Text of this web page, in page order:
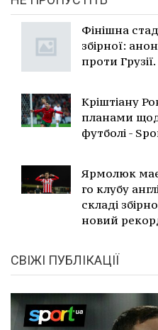
Фінішна
збірної:
проти Грузії.
Кріштіану
планами
футболі -
Ярмолюк
го клубу
складі
новий
СВІЖІ ПУБЛІКАЦІЇ